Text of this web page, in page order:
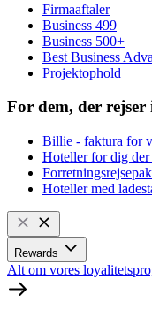
Firmaaftaler
Business 499
Business 500+
Best Business
Projektophold
For dem, der rejser
Billie - faktura for
Hoteller for dig der
Hoteller med
Rewards
Alt om vores